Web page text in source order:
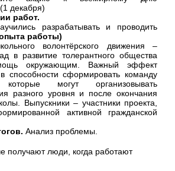
декабря)
работ.
разрабатывать и проводить
работы)
волонтёрского движения –
в развитие толерантного общества
окружающим. Важный эффект
способности сформировать команду
которые могут организовывать
разного уровня и после окончания
Выпускники – участники проекта,
активной гражданской
Анализ проблемы.
получают люди, когда работают